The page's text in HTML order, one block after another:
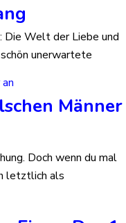
Die Welt der Liebe und
unerwartete
Männer
Doch wenn du mal
letztlich als